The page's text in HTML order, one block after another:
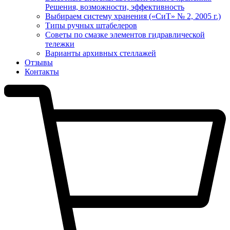
Решения, возможности, эффективность
Выбираем систему хранения («СиТ» № 2, 2005 г.)
Типы ручных штабелеров
Советы по смазке элементов гидравлической
тележки
Варианты архивных стеллажей
Отзывы
Контакты